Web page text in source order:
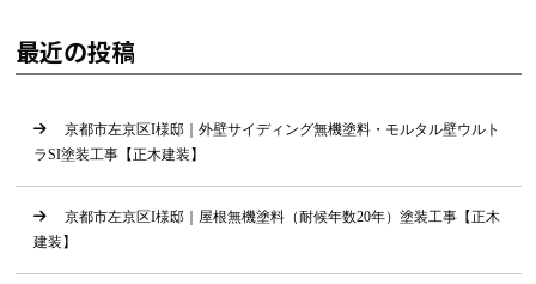
最近の投稿
京都市左京区I様邸｜外壁サイディング無機塗料・モルタル壁ウルト
ラSI塗装工事【正木建装】
京都市左京区I様邸｜屋根無機塗料（耐候年数20年）塗装工事【正木
建装】